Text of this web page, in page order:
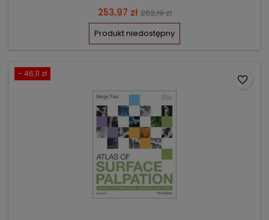
Cena
253,97 zł Cena
podstawowa
282,19 zł
Produkt niedostępny
- 46,11 zł
favorite_border